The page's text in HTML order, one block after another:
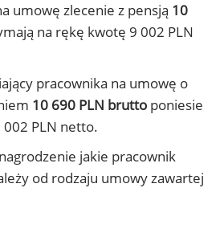
umowę zlecenie z pensją 10
na rękę kwotę 9 002 PLN
pracownika na umowę o
10 690 PLN brutto poniesie
002 PLN netto.
jakie pracownik
od rodzaju umowy zawartej